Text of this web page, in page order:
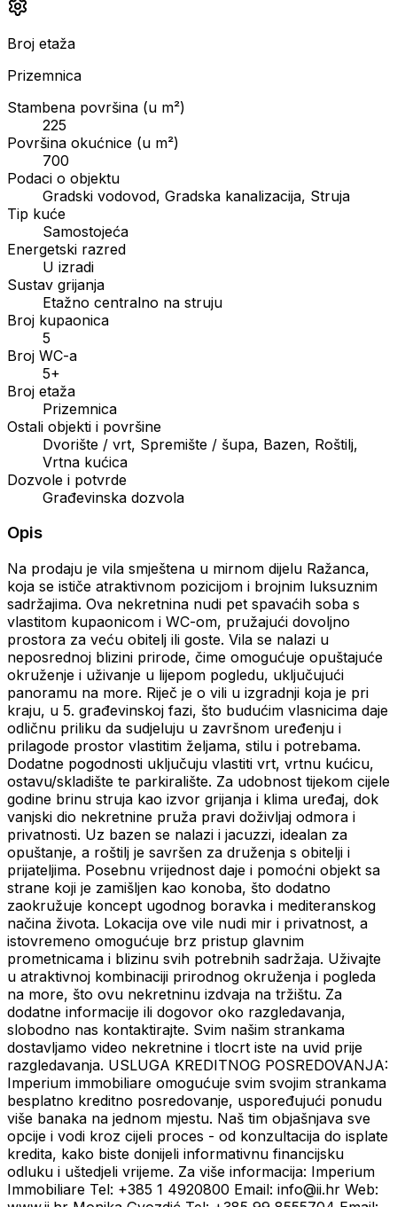
Broj etaža
Prizemnica
Stambena površina (u m²)
225
Površina okućnice (u m²)
700
Podaci o objektu
Gradski vodovod, Gradska kanalizacija, Struja
Tip kuće
Samostojeća
Energetski razred
U izradi
Sustav grijanja
Etažno centralno na struju
Broj kupaonica
5
Broj WC-a
5+
Broj etaža
Prizemnica
Ostali objekti i površine
Dvorište / vrt, Spremište / šupa, Bazen, Roštilj,
Vrtna kućica
Dozvole i potvrde
Građevinska dozvola
Opis
Na prodaju je vila smještena u mirnom dijelu Ražanca,
koja se ističe atraktivnom pozicijom i brojnim luksuznim
sadržajima. Ova nekretnina nudi pet spavaćih soba s
vlastitom kupaonicom i WC-om, pružajući dovoljno
prostora za veću obitelj ili goste. Vila se nalazi u
neposrednoj blizini prirode, čime omogućuje opuštajuće
okruženje i uživanje u lijepom pogledu, uključujući
panoramu na more. Riječ je o vili u izgradnji koja je pri
kraju, u 5. građevinskoj fazi, što budućim vlasnicima daje
odličnu priliku da sudjeluju u završnom uređenju i
prilagode prostor vlastitim željama, stilu i potrebama.
Dodatne pogodnosti uključuju vlastiti vrt, vrtnu kućicu,
ostavu/skladište te parkiralište. Za udobnost tijekom cijele
godine brinu struja kao izvor grijanja i klima uređaj, dok
vanjski dio nekretnine pruža pravi doživljaj odmora i
privatnosti. Uz bazen se nalazi i jacuzzi, idealan za
opuštanje, a roštilj je savršen za druženja s obitelji i
prijateljima. Posebnu vrijednost daje i pomoćni objekt sa
strane koji je zamišljen kao konoba, što dodatno
zaokružuje koncept ugodnog boravka i mediteranskog
načina života. Lokacija ove vile nudi mir i privatnost, a
istovremeno omogućuje brz pristup glavnim
prometnicama i blizinu svih potrebnih sadržaja. Uživajte
u atraktivnoj kombinaciji prirodnog okruženja i pogleda
na more, što ovu nekretninu izdvaja na tržištu. Za
dodatne informacije ili dogovor oko razgledavanja,
slobodno nas kontaktirajte. Svim našim strankama
dostavljamo video nekretnine i tlocrt iste na uvid prije
razgledavanja. USLUGA KREDITNOG POSREDOVANJA:
Imperium immobiliare omogućuje svim svojim strankama
besplatno kreditno posredovanje, uspoređujući ponudu
više banaka na jednom mjestu. Naš tim objašnjava sve
opcije i vodi kroz cijeli proces - od konzultacija do isplate
kredita, kako biste donijeli informativnu financijsku
odluku i uštedjeli vrijeme. Za više informacija: Imperium
Immobiliare Tel: +385 1 4920800 Email: info@ii.hr Web: